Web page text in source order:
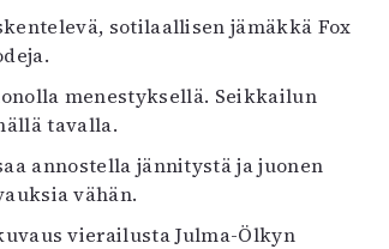
sotilaallisen jämäkkä Fox
menestyksellä. Seikkailun
tavalla.
annostella jännitystä ja juonen
vähän.
vierailusta Julma-Ölkyn